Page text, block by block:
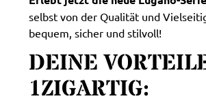
selbst von der Qualität und
bequem, sicher und stilvoll!
DEINE
1ZIGARTIG: